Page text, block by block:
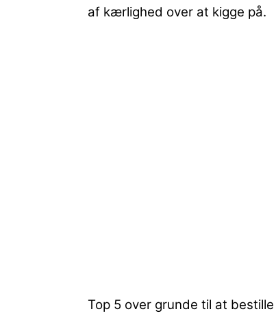
af kærlighed over at kigge på.
Top 5 over grunde til at